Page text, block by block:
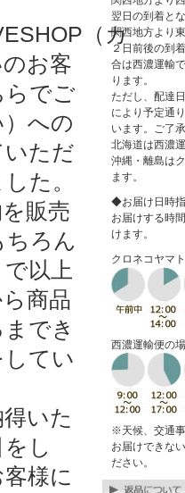
（カ
お客
らでご
への
いただ
た。
販売
ろん
以上
商品
でき
てい
いた
し
様に
翌日の到着と
関西地方より
２日前後の到
合は西濃運輸
ります。
ただし、配達
により予定通
います。ご了
北海道は西濃
沖縄・離島は
ます。
◆お届け日時
お届けする時
けます。
クロネコヤマ
西濃運輸便の
※天候、交通
お届けできな
ださい。